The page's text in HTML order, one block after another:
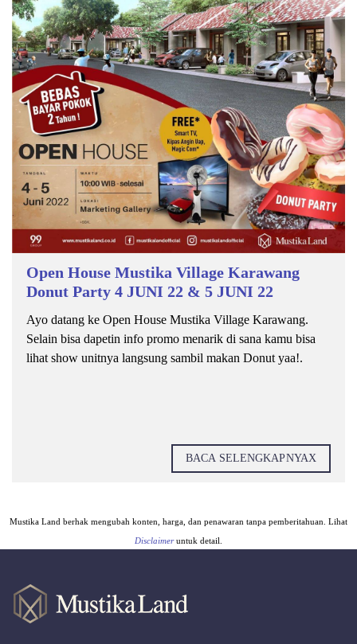
Open House Mustika Village Karawang
Donut Party 4 JUNI 22 & 5 JUNI 22
Ayo datang ke Open House Mustika Village Karawang.
Selain bisa dapetin info promo menarik di sana kamu bisa
lihat show unitnya langsung sambil makan Donut yaa!.
BACA SELENGKAPNYAX
Mustika Land berhak mengubah konten, harga, dan penawaran tanpa pemberitahuan. Lihat
Disclaimeruntuk detail.